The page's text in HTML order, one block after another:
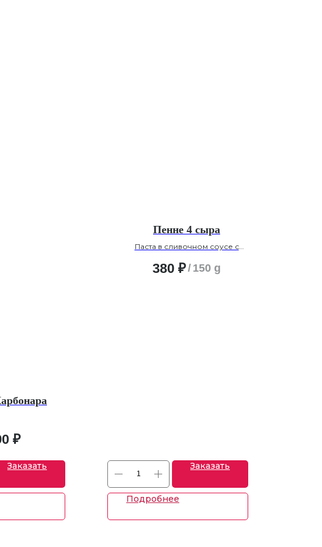
₽
Заказать
Пенне 4 сыра
Паста в сливочном соусе с
блю», «Чеддер», «Моцарелла»
380 ₽/ 150 g
Заказать
Подробнее